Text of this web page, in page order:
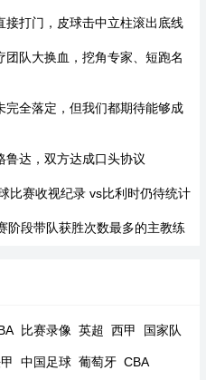
打门，皮球击中立柱滚出底线
队大换血，挖角专家、短跑名
全落定，但我们都期待能够成
鲁达，双方达成口头协议
比赛收视纪录 vs比利时仍待统计
阶段带队获胜次数最多的主教练
比赛录像 英超 西甲 国家队
中国足球 葡萄牙 CBA